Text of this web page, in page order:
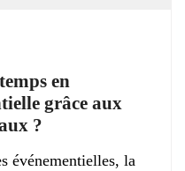
en
grâce aux
?
événementielles, la